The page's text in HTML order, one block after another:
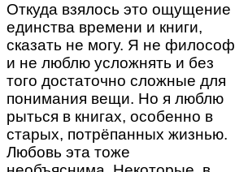
Откуда взялось это ощущение
единства времени и книги,
сказать не могу. Я не философ
и не люблю усложнять и без
того достаточно сложные для
понимания вещи. Но я люблю
рыться в книгах, особенно в
старых, потрёпанных жизнью.
Любовь эта тоже